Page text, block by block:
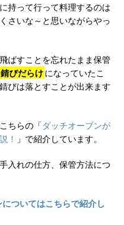
持って行って料理するのは
さいな～と思いながらやっ
ばすことを忘れたまま保管
びだらけになっていたこ
びは落とすことが出来ます
ちらの「ダッチオーブンが
！ 」で紹介しています。
入れの仕方、保管方法につ
ついてはこちらで紹介し